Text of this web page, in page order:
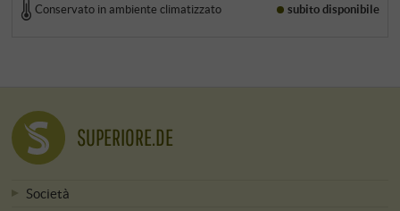
Conservato in ambiente climatizzato subito disponibile
SUPERIORE.DE
Società